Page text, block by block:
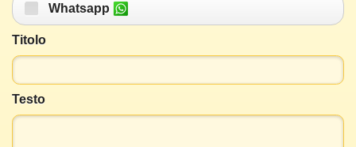
Whatsapp
Titolo
Testo